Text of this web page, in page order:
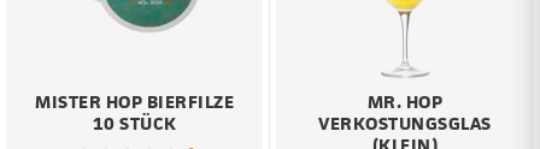
MISTER HOP BIERFILZE
10 STÜCK
MR. HOP
VERKOSTUNGSGLAS